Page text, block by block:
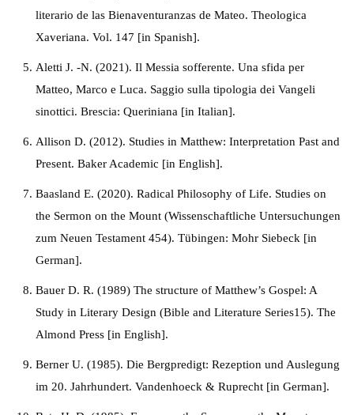
literario de las Bienaventuranzas de Mateo. Theologica
Xaveriana. Vol. 147 [in Spanish].
Aletti J. -N. (2021). Il Messia sofferente. Una sfida per
Matteo, Marco e Luca. Saggio sulla tipologia dei Vangeli
sinottici. Brescia: Queriniana [in Italian].
Allison D. (2012). Studies in Matthew: Interpretation Past and
Present. Baker Academic [in English].
Baasland E. (2020). Radical Philosophy of Life. Studies on
the Sermon on the Mount (Wissenschaftliche Untersuchungen
zum Neuen Testament 454). Tübingen: Mohr Siebeck [in
German].
Bauer D. R. (1989) The structure of Matthew’s Gospel: A
Study in Literary Design (Bible and Literature Series15). The
Almond Press [in English].
Berner U. (1985). Die Bergpredigt: Rezeption und Auslegung
im 20. Jahrhundert. Vandenhoeck & Ruprecht [in German].